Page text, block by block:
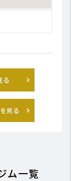
る
見る
ム一覧